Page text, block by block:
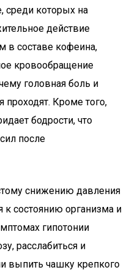
среди которых на
действие
в составе кофеина,
кровообращение
головная боль и
Кроме того,
бодрости, что
после
снижению давления
к состоянию организма и
гипотонии
расслабиться и
выпить чашку крепкого